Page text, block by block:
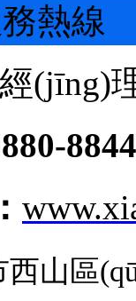
熱線
(jīng)
8844
西山區